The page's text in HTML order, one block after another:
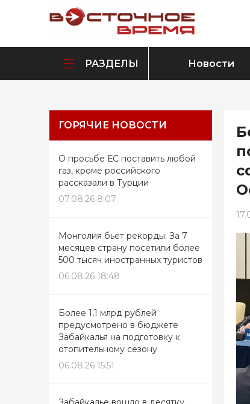
РАЗДЕЛЫ Новости
ГОРЯЧИЕ НОВОСТИ
О просьбе ЕС поставить любой
газ, кроме российского
рассказали в Турции
07.08.26 8:07
Монголия бьет рекорды: За 7
месяцев страну посетили более
500 тысяч иностранных туристов
06.08.26 18:48
Более 1,1 млрд рублей
предусмотрено в бюджете
Забайкалья на подготовку к
отопительному сезону
06.08.26 15:51